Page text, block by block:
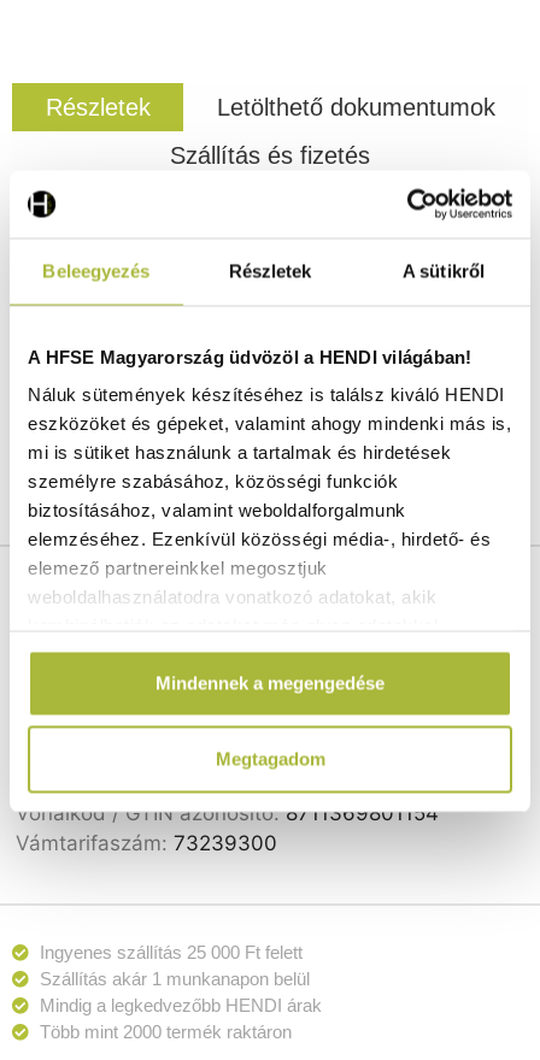
Beleegyezés Részletek A sütikről
A HFSE Magyarország üdvözöl a HENDI világában!
Náluk sütemények készítéséhez is találsz kiváló HENDI
eszközöket és gépeket, valamint ahogy mindenki más is,
mi is sütiket használunk a tartalmak és hirdetések
személyre szabásához, közösségi funkciók
biztosításához, valamint weboldalforgalmunk
elemzéséhez. Ezenkívül közösségi média-, hirdető- és
elemező partnereinkkel megosztjuk
weboldalhasználatodra vonatkozó adatokat, akik
amelyeket Te adtál meg számukra vagy az általad
használt más szolgáltatásokból gyűjtöttek.
Mindennek a megengedése
Megtagadom
Részletek
Letölthető dokumentumok
Szállítás és fizetés
Professzionális minőségű rozsdamentes acélból
18/10.
Sima perem, könnyen tisztítható.
marie rendszerekben és chafing edényekkel is
használható.
Cikkszám:801154
Szélesség:530 mm
2.7 kg
Nettó súly:2.67 kg
Gyártó:
Vonalkód / GTIN azonosító:8711369801154
Vámtarifaszám:73239300
Ingyenes szállítás 25 000 Ft felett
Szállítás akár 1 munkanapon belül
Mindig a legkedvezőbb HENDI árak
Több mint 2000 termék raktáron